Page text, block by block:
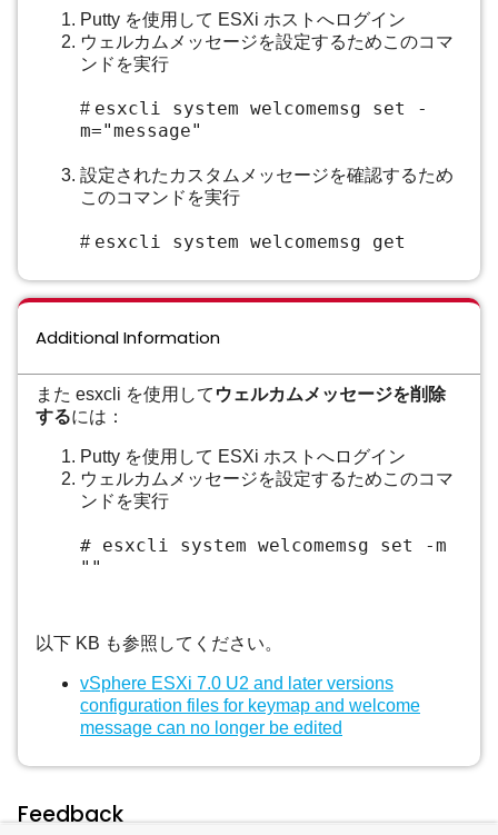
Putty を使用して ESXi ホストへログイン
ウェルカムメッセージを設定するためこのコマ
ンドを実行
# esxcli system welcomemsg set -
m="message"
設定されたカスタムメッセージを確認するため
このコマンドを実行
# esxcli system welcomemsg get
Additional Information
また esxcli を使用して ウェルカムメッセージを削除
するには：
Putty を使用して ESXi ホストへログイン
ウェルカムメッセージを設定するためこのコマ
ンドを実行
# esxcli system welcomemsg set -m
""
以下 KB も参照してください。
vSphere ESXi 7.0 U2 and later versions
configuration files for keymap and welcome
message can no longer be edited
Feedback